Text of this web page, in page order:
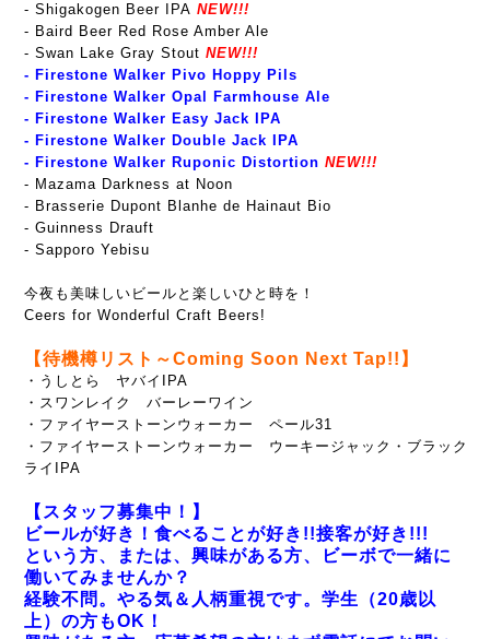
- Shigakogen Beer IPA NEW!!!
- Baird Beer Red Rose Amber Ale
- Swan Lake Gray Stout NEW!!!
- Firestone Walker Pivo Hoppy Pils
- Firestone Walker Opal Farmhouse Ale
- Firestone Walker Easy Jack IPA
- Firestone Walker Double Jack IPA
- Firestone Walker Ruponic Distortion NEW!!!
- Mazama Darkness at Noon
- Brasserie Dupont Blanhe de Hainaut Bio
- Guinness Drauft
- Sapporo Yebisu
今夜も美味しいビールと楽しいひと時を！
Ceers for Wonderful Craft Beers!
【待機樽リスト～Coming Soon Next Tap!!】
・うしとら ヤバイIPA
・スワンレイク バーレーワイン
・ファイヤーストーンウォーカー ペール31
・ファイヤーストーンウォーカー ウーキージャック・ブラック
ライIPA
【スタッフ募集中！】
ビールが好き！食べることが好き!!接客が好き!!!
という方、または、興味がある方、ビーボで一緒に
働いてみませんか？
経験不問。やる気＆人柄重視です。学生（20歳以
上）の方もOK！